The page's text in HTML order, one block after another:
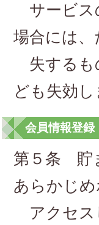
サービス
場合には
失するも
ども失効
会員情報登録
第５条 貯
あらかじ
アクセス